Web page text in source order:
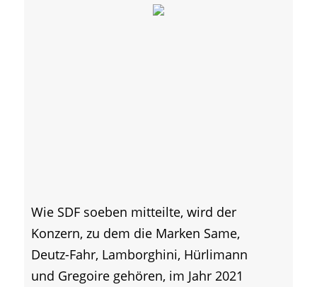
Wie SDF soeben mitteilte, wird der
Konzern, zu dem die Marken Same,
Deutz-Fahr, Lamborghini, Hürlimann
und Gregoire gehören, im Jahr 2021